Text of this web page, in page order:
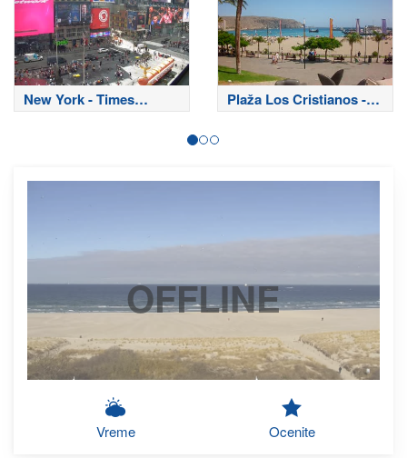
New York - Times
Square
Plaža Los Cristianos -
Tenerife
OFFLINE
Vreme Ocenite